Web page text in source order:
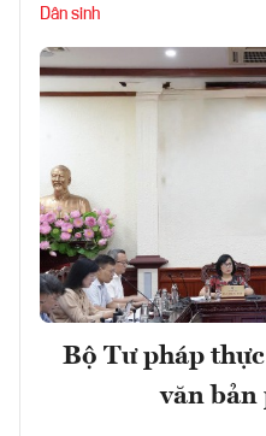
Dân sinh
Bộ Tư pháp
văn bản